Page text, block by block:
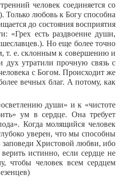
человек соединяется со
любовь к Богу способна
до состояния восприятия
«Грех есть раздвоение души,
Но еще более точно
т. е. склонным к совершению и
дух утратили прочную связь с
с Богом. Происходит же
вечных благ. А потому, как
души» и к «чистоте
ум в сердце. Она требует
Когда молящийся человек
уверен, что мы способны
Христовой любви, ибо
истинно, если сердце не
чтобы человек всем сердцем